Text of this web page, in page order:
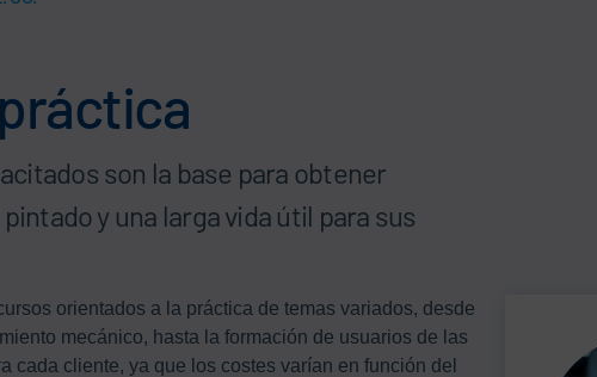
son la base para obtener
y una larga vida útil para sus
orientados a la práctica de temas variados, desde
mecánico, hasta la formación de usuarios de las
cliente, ya que los costes varían en función del